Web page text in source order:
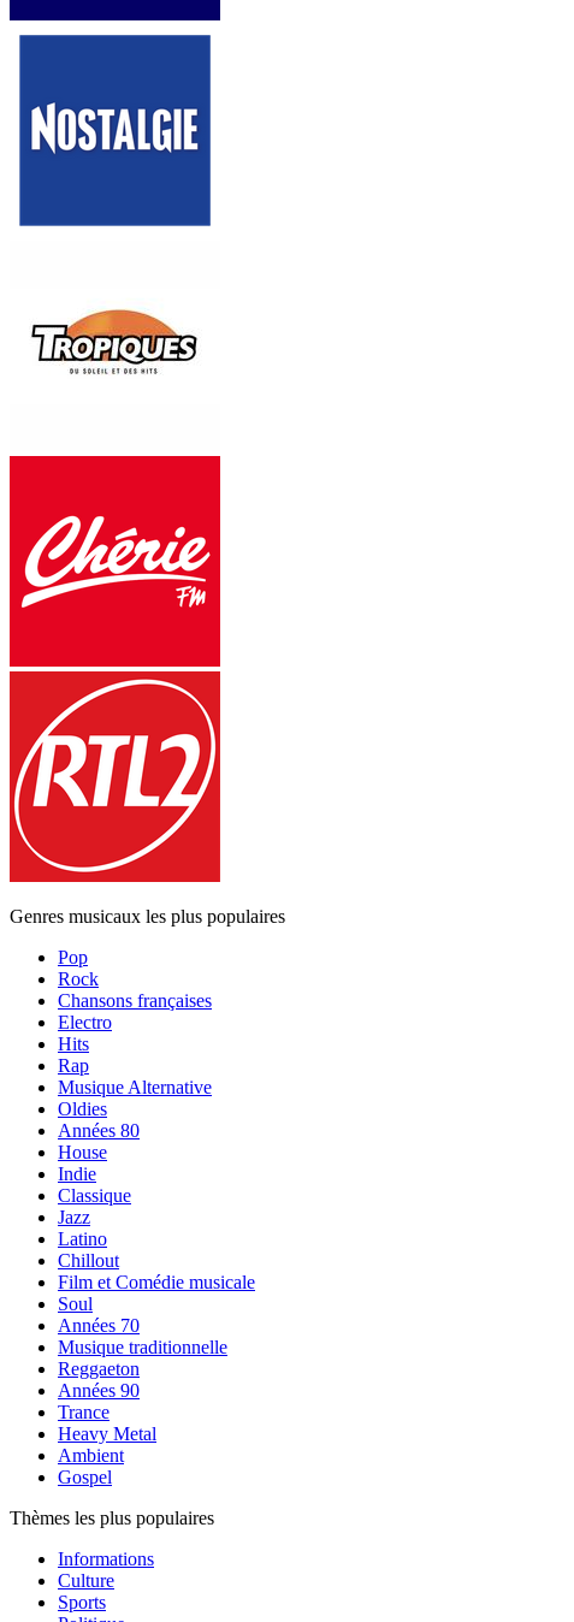
Genres musicaux les plus populaires
Pop
Rock
Chansons françaises
Electro
Hits
Rap
Musique Alternative
Oldies
Années 80
House
Indie
Classique
Jazz
Latino
Chillout
Film et Comédie musicale
Soul
Années 70
Musique traditionnelle
Reggaeton
Années 90
Trance
Heavy Metal
Ambient
Gospel
Thèmes les plus populaires
Informations
Culture
Sports